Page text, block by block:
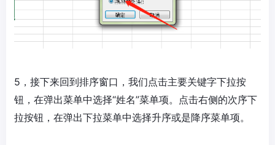
5，接下来回到排序窗口，我们点击主要关键字下拉按
钮，在弹出菜单中选择“姓名”菜单项。点击右侧的次序下
拉按钮，在弹出下拉菜单中选择升序或是降序菜单项。